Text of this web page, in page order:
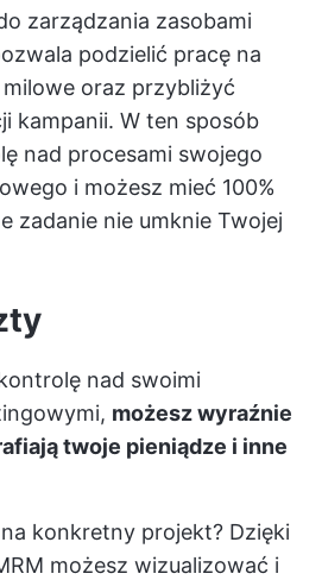
zarządzania zasobami
podzielić pracę na
oraz przybliżyć
kampanii. W ten sposób
nad procesami swojego
i możesz mieć 100%
zadanie nie umknie Twojej
nad swoimi
możesz wyraźnie
twoje pieniądze i inne
konkretny projekt? Dzięki
możesz wizualizować i